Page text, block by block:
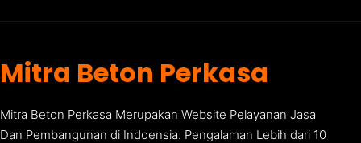
Mitra Beton Perkasa
Mitra Beton Perkasa Merupakan Website Pelayanan Jasa
Dan Pembangunan di Indoensia. Pengalaman Lebih dari 10